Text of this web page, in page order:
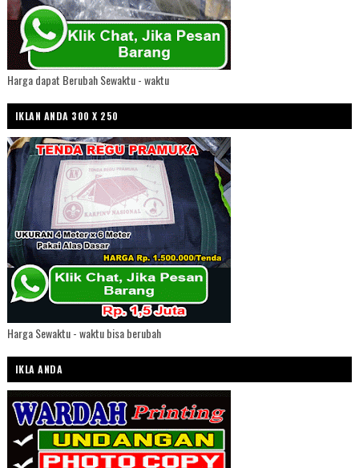
Harga dapat Berubah Sewaktu - waktu
IKLAN ANDA 300 X 250
Harga Sewaktu - waktu bisa berubah
IKLA ANDA